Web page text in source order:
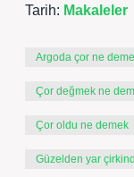
Tarih: Makaleler
Argoda çor ne
Çor değmek ne
Çor oldu ne demek
Güzelden yar